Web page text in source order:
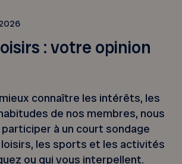
: votre opinion
connaître les intérêts, les
de nos membres, nous
à un court sondage
les sports et les activités
ou qui vous interpellent.